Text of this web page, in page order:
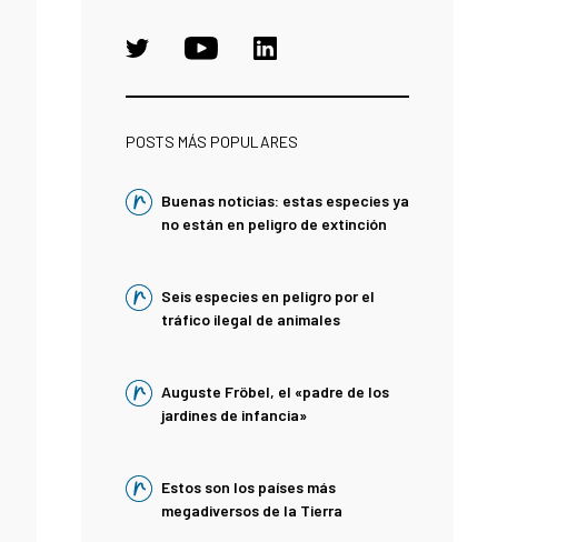
POSTS MÁS POPULARES
Buenas noticias: estas especies ya
no están en peligro de extinción
Seis especies en peligro por el
tráfico ilegal de animales
Auguste Fröbel, el «padre de los
jardines de infancia»
Estos son los países más
megadiversos de la Tierra